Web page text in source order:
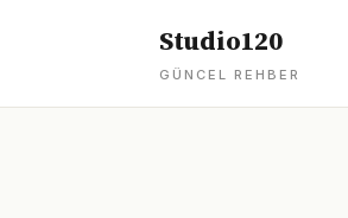
Studio120
GÜNCEL REHBER